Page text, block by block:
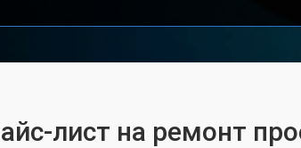
лист на ремонт